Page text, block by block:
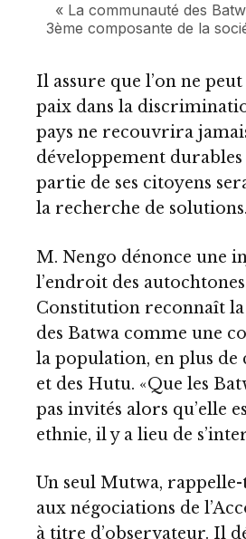
« La communauté des
3ème composante de la
Il assure que l’on ne
paix dans la
pays ne recouvrira
développement durables
partie de ses citoyens
la recherche de
M. Nengo dénonce une
l’endroit des
Constitution reconnaît
des Batwa comme une
la population, en plus de
et des Hutu. «Que les
pas invités alors qu’elle
ethnie, il y a lieu de
Un seul Mutwa,
aux négociations de
à titre d’observateur. Il